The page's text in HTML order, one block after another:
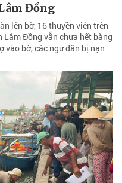
Đồng
lên bờ, 16 thuyền viên trên
Lâm Đồng vẫn chưa hết bàng
vào bờ, các ngư dân bị nạn